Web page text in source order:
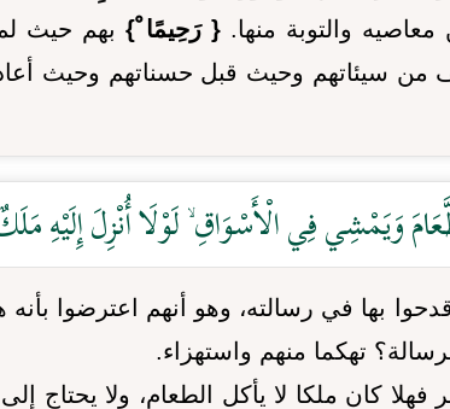
والتوبة منها.{ رَحِيمًا ْ}بهم حيث لم
سيئاتهم وحيث قبل حسناتهم وحيث أعاد
وَيَمْشِي فِي الْأَسْوَاقِ ۙ لَوْلَا أُنْزِلَ إِلَيْهِ
بها في رسالته، وهو أنهم اعترضوا بأنه
تهكما منهم واستهزاء.
كان ملكا لا يأكل الطعام، ولا يحتاج إلى